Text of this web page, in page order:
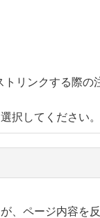
リンクする際の
択してください。
、ページ内容を